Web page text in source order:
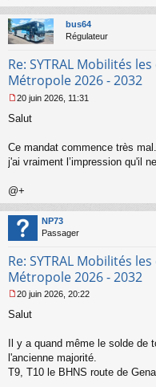
bus64
Régulateur
Re: SYTRAL Mobilités
Métropole 2026 - 2032
e
g
n
o
n
l
u
20 juin 2026, 11:31
Salut
Ce mandat commence très
j'ai vraiment l’impression qu'il
@+
NP73
Passager
Re: SYTRAL Mobilités
Métropole 2026 - 2032
e
a
g
e
20 juin 2026, 20:22
Salut
Il y a quand même le solde de
l'ancienne majorité.
T9, T10 le BHNS route de